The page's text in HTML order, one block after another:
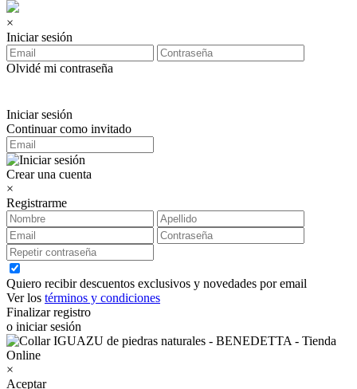
×
Iniciar sesión
Olvidé mi contraseña
Iniciar sesión
Continuar como invitado
Crear una cuenta
×
Registrarme
Quiero recibir descuentos exclusivos y novedades por email
Ver los términos y condiciones
Finalizar registro
o iniciar sesión
×
Aceptar